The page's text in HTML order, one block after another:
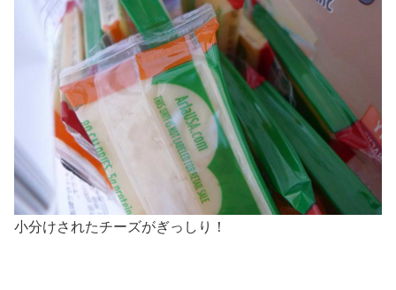
小分けされたチーズがぎっしり！